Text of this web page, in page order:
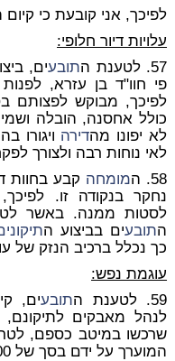
לפיכך, אני קובעת כי קיום
עלויות דיור חלופי:
57. לטענת ה
תובעים,
פי חוו"ד בן עזרא,
כולל אחסנה, הובלה
לא יפונו מהדירה ויגורו
לאי נוחות רבה ולצורך
58. ה
מומחה קבע בחוות
נחקר בנקודה זו.
לסטות ממנה. באשר
התובעים בביצוע ה
כך נכלל ברכיב הנזק של
עוגמת נפש:
59. לטענת ה
תובעים,
לנהל מאבקים
שרכשו במיטב כספם,
המוערך על ידם בסך של 30,000 ₪.